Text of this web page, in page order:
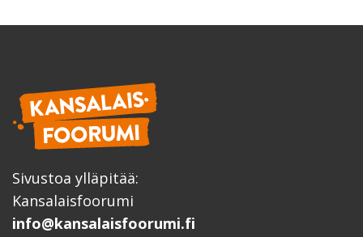
Sivustoa ylläpitää:
Kansalaisfoorumi
info@kansalaisfoorumi.fi